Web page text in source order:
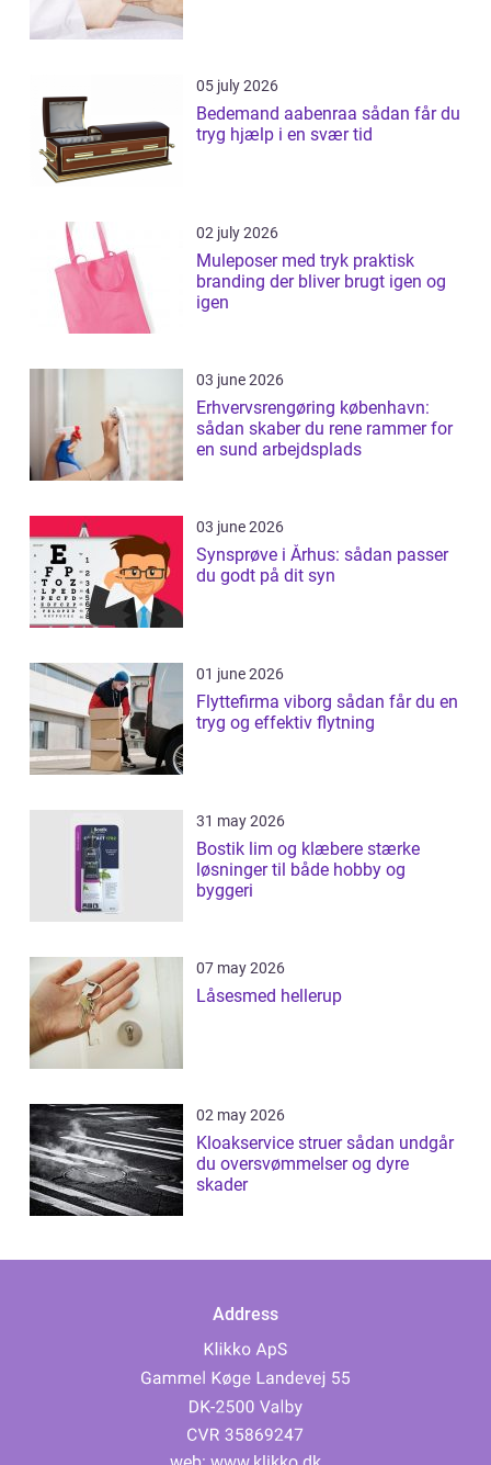
05 july 2026
Bedemand aabenraa sådan får du
tryg hjælp i en svær tid
02 july 2026
Muleposer med tryk praktisk
branding der bliver brugt igen og
igen
03 june 2026
Erhvervsrengøring københavn:
sådan skaber du rene rammer for
en sund arbejdsplads
03 june 2026
Synsprøve i Århus: sådan passer
du godt på dit syn
01 june 2026
Flyttefirma viborg sådan får du en
tryg og effektiv flytning
31 may 2026
Bostik lim og klæbere stærke
løsninger til både hobby og
byggeri
07 may 2026
Låsesmed hellerup
02 may 2026
Kloakservice struer sådan undgår
du oversvømmelser og dyre
skader
Address